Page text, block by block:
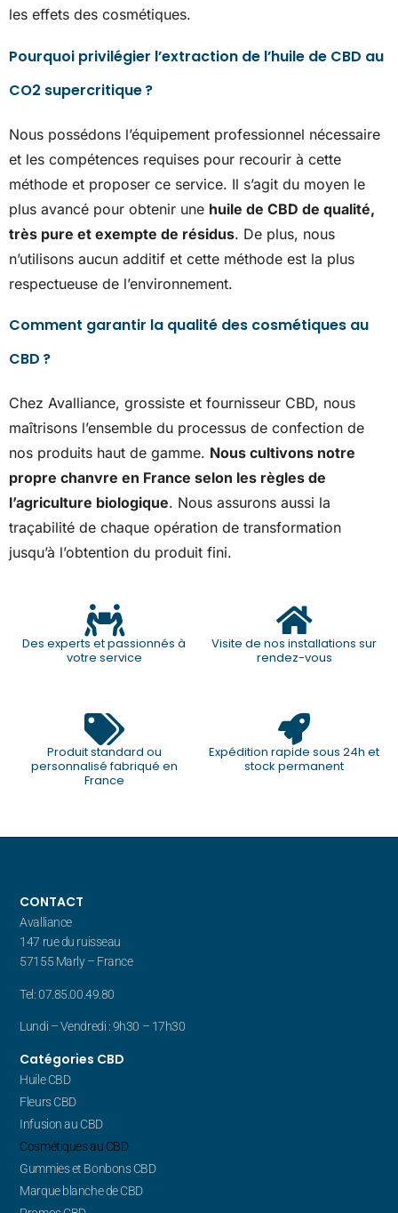
les effets des cosmétiques.
Pourquoi privilégier l’extraction de l’huile de CBD au
CO2 supercritique ?
Nous possédons l’équipement professionnel nécessaire
et les compétences requises pour recourir à cette
méthode et proposer ce service. Il s’agit du moyen le
plus avancé pour obtenir une huile de CBD de qualité,
très pure et exempte de résidus. De plus, nous
n’utilisons aucun additif et cette méthode est la plus
respectueuse de l’environnement.
Comment garantir la qualité des cosmétiques au
CBD ?
Chez Avalliance, grossiste et fournisseur CBD, nous
maîtrisons l’ensemble du processus de confection de
nos produits haut de gamme. Nous cultivons notre
propre chanvre en France selon les règles de
l’agriculture biologique. Nous assurons aussi la
traçabilité de chaque opération de transformation
jusqu’à l’obtention du produit fini.
Des experts et passionnés à
votre service
Visite de nos installations sur
rendez-vous
Produit standard ou
personnalisé fabriqué en
France
Expédition rapide sous 24h et
stock permanent
CONTACT
Avalliance
147 rue du ruisseau
57155 Marly – France
Tel: 07.85.00.49.80
Lundi – Vendredi : 9h30 – 17h30
Catégories CBD
Huile CBD
Fleurs CBD
Infusion au CBD
Cosmétiques au CBD
Gummies et Bonbons CBD
Marque blanche de CBD